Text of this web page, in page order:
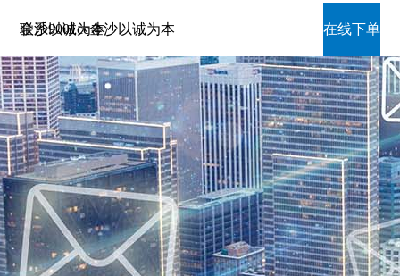
金沙以诚为本
联系9001cc金沙以诚为本 在线下单